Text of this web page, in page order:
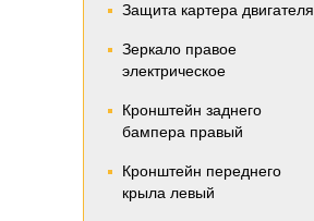
Защита картера двигателя
Зеркало правое
электрическое
Кронштейн заднего
бампера правый
Кронштейн переднего
крыла левый